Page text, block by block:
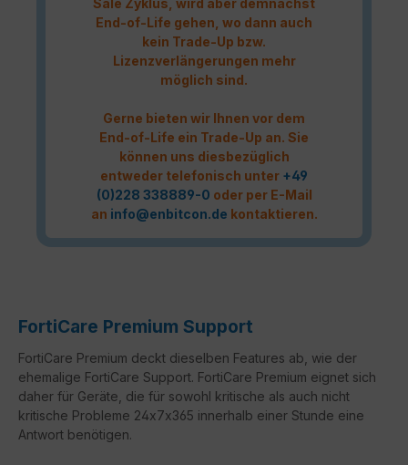
Sale Zyklus, wird aber demnächst
End-of-Life gehen, wo dann auch
kein Trade-Up bzw.
Lizenzverlängerungen mehr
möglich sind.
Gerne bieten wir Ihnen vor dem
End-of-Life ein Trade-Up an. Sie
können uns diesbezüglich
entweder telefonisch unter +49
(0)228 338889-0 oder per E-Mail
an info@enbitcon.de kontaktieren.
FortiCare Premium Support
FortiCare Premium deckt dieselben Features ab, wie der
ehemalige FortiCare Support. FortiCare Premium eignet sich
daher für Geräte, die für sowohl kritische als auch nicht
kritische Probleme 24x7x365 innerhalb einer Stunde eine
Antwort benötigen.